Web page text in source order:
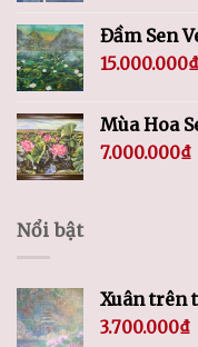
Đầm Sen
15.000.000₫
Mùa Hoa
7.000.000₫
Nổi bật
Xuân trên
3.700.000₫